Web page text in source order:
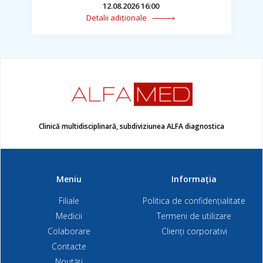
12.08.2026 16:00
Detalii adiționale
Clinică multidisciplinară, subdiviziunea ALFA diagnostica
Meniu
Filiale
Medicii
Colaborare
Contacte
Informația
Politica de confidențialitate
Termeni de utilizare
Clienți corporativi